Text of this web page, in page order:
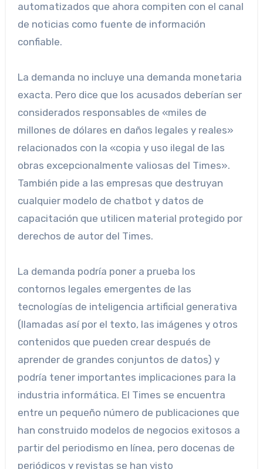
automatizados que ahora compiten con el canal
de noticias como fuente de información
confiable.
La demanda no incluye una demanda monetaria
exacta. Pero dice que los acusados ​​deberían ser
considerados responsables de «miles de
millones de dólares en daños legales y reales»
relacionados con la «copia y uso ilegal de las
obras excepcionalmente valiosas del Times».
También pide a las empresas que destruyan
cualquier modelo de chatbot y datos de
capacitación que utilicen material protegido por
derechos de autor del Times.
La demanda podría poner a prueba los
contornos legales emergentes de las
tecnologías de inteligencia artificial generativa
(llamadas así por el texto, las imágenes y otros
contenidos que pueden crear después de
aprender de grandes conjuntos de datos) y
podría tener importantes implicaciones para la
industria informática. El Times se encuentra
entre un pequeño número de publicaciones que
han construido modelos de negocios exitosos a
partir del periodismo en línea, pero docenas de
periódicos y revistas se han visto